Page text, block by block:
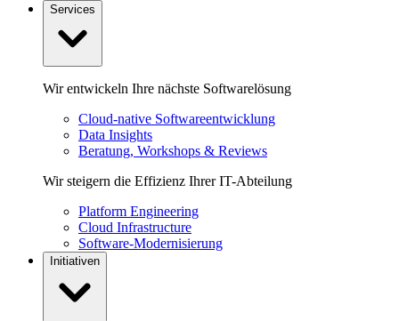
Services
Wir entwickeln Ihre nächste Softwarelösung
Cloud-native Softwareentwicklung
Data Insights
Beratung, Workshops & Reviews
Wir steigern die Effizienz Ihrer IT-Abteilung
Platform Engineering
Cloud Infrastructure
Software-Modernisierung
Initiativen